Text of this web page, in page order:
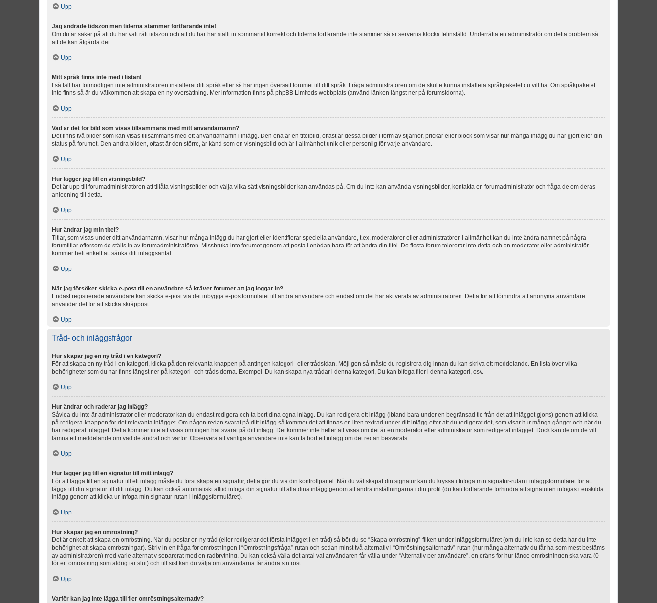
Upp
Jag ändrade tidszon men tiderna stämmer fortfarande inte!
Om du är säker på att du har valt rätt tidszon och att du har har ställt in sommartid korrekt och tiderna fortfarande inte stämmer så är serverns klocka felinställd. Underrätta en administratör om detta problem så
att de kan åtgärda det.
Upp
Mitt språk finns inte med i listan!
I så fall har förmodligen inte administratören installerat ditt språk eller så har ingen översatt forumet till ditt språk. Fråga administratören om de skulle kunna installera språkpaketet du vill ha. Om språkpaketet
inte finns så är du välkommen att skapa en ny översättning. Mer information finns på phpBB Limiteds webbplats (använd länken längst ner på forumsidorna).
Upp
Vad är det för bild som visas tillsammans med mitt användarnamn?
Det finns två bilder som kan visas tillsammans med ett användarnamn i inlägg. Den ena är en titelbild, oftast är dessa bilder i form av stjärnor, prickar eller block som visar hur många inlägg du har gjort eller din
status på forumet. Den andra bilden, oftast är den större, är känd som en visningsbild och är i allmänhet unik eller personlig för varje användare.
Upp
Hur lägger jag till en visningsbild?
Det är upp till forumadministratören att tillåta visningsbilder och välja vilka sätt visningsbilder kan användas på. Om du inte kan använda visningsbilder, kontakta en forumadministratör och fråga de om deras
anledning till detta.
Upp
Hur ändrar jag min titel?
Titlar, som visas under ditt användarnamn, visar hur många inlägg du har gjort eller identifierar speciella användare, t.ex. moderatorer eller administratörer. I allmänhet kan du inte ändra namnet på några
forumtitlar eftersom de ställs in av forumadministratören. Missbruka inte forumet genom att posta i onödan bara för att ändra din titel. De flesta forum tolererar inte detta och en moderator eller administratör
kommer helt enkelt att sänka ditt inläggsantal.
Upp
När jag försöker skicka e-post till en användare så kräver forumet att jag loggar in?
Endast registrerade användare kan skicka e-post via det inbygga e-postformuläret till andra användare och endast om det har aktiverats av administratören. Detta för att förhindra att anonyma användare
använder det för att skicka skräppost.
Upp
Tråd- och inläggsfrågor
Hur skapar jag en ny tråd i en kategori?
För att skapa en ny tråd i en kategori, klicka på den relevanta knappen på antingen kategori- eller trådsidan. Möjligen så måste du registrera dig innan du kan skriva ett meddelande. En lista över vilka
behörigheter som du har finns längst ner på kategori- och trådsidorna. Exempel: Du kan skapa nya trådar i denna kategori, Du kan bifoga filer i denna kategori, osv.
Upp
Hur ändrar och raderar jag inlägg?
Såvida du inte är administratör eller moderator kan du endast redigera och ta bort dina egna inlägg. Du kan redigera ett inlägg (ibland bara under en begränsad tid från det att inlägget gjorts) genom att klicka
på redigera-knappen för det relevanta inlägget. Om någon redan svarat på ditt inlägg så kommer det att finnas en liten textrad under ditt inlägg efter att du redigerat det, som visar hur många gånger och när du
har redigerat inlägget. Detta kommer inte att visas om ingen har svarat på ditt inlägg. Det kommer inte heller att visas om det är en moderator eller administratör som redigerat inlägget. Dock kan de om de vill
lämna ett meddelande om vad de ändrat och varför. Observera att vanliga användare inte kan ta bort ett inlägg om det redan besvarats.
Upp
Hur lägger jag till en signatur till mitt inlägg?
För att lägga till en signatur till ett inlägg måste du först skapa en signatur, detta gör du via din kontrollpanel. När du väl skapat din signatur kan du kryssa i Infoga min signatur-rutan i inläggsformuläret för att
lägga till din signatur till ditt inlägg. Du kan också automatiskt alltid infoga din signatur till alla dina inlägg genom att ändra inställningarna i din profil (du kan fortfarande förhindra att signaturen infogas i enskilda
inlägg genom att klicka ur Infoga min signatur-rutan i inläggsformuläret).
Upp
Hur skapar jag en omröstning?
Det är enkelt att skapa en omröstning. När du postar en ny tråd (eller redigerar det första inlägget i en tråd) så bör du se “Skapa omröstning”-fliken under inläggsformuläret (om du inte kan se detta har du inte
behörighet att skapa omröstningar). Skriv in en fråga för omröstningen i “Omröstningsfråga”-rutan och sedan minst två alternativ i “Omröstningsalternativ”-rutan (hur många alternativ du får ha som mest bestäms
av administratören) med varje alternativ separerat med en radbrytning. Du kan också välja det antal val användaren får välja under “Alternativ per användare”, en gräns för hur länge omröstningen ska vara (0
för en omröstning som aldrig tar slut) och till sist kan du välja om användarna får ändra sin röst.
Upp
Varför kan jag inte lägga till fler omröstningsalternativ?